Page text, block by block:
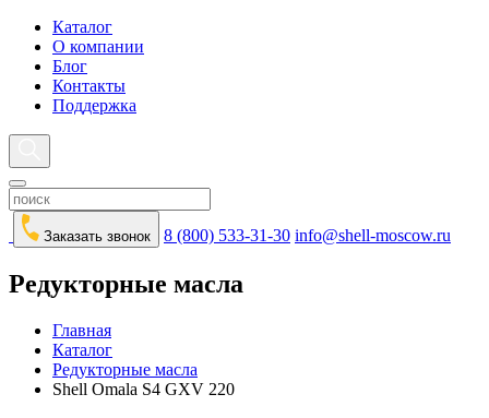
Каталог
О компании
Блог
Контакты
Поддержка
Заказать звонок 8 (800) 533-31-30 info@shell-moscow.ru
Редукторные масла
Главная
Каталог
Редукторные масла
Shell Omala S4 GXV 220